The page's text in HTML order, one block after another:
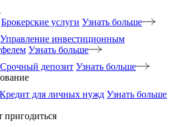
Брокерские услуги Узнать больше
Управление инвестиционным
Узнать больше
Срочный депозит Узнать больше
Кредит для личных нужд Узнать больше